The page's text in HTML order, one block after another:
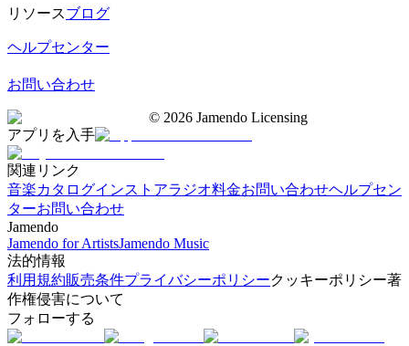
リソースブログ
ヘルプセンター
お問い合わせ
© 2026 Jamendo Licensing
アプリを入手
関連リンク
音楽カタログインストアラジオ料金お問い合わせヘルプセン
ターお問い合わせ
Jamendo
Jamendo for ArtistsJamendo Music
法的情報
利用規約販売条件プライバシーポリシークッキーポリシー著
作権侵害について
フォローする